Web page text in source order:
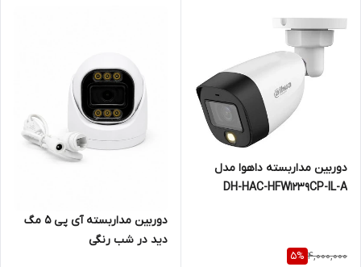
دوربین مداربسته داهوا مدل
DH-HAC-HFW1239CP-IL-A
4,000,000
5%
دوربین مداربسته آی پی 5 مگ
دید در شب رنگی